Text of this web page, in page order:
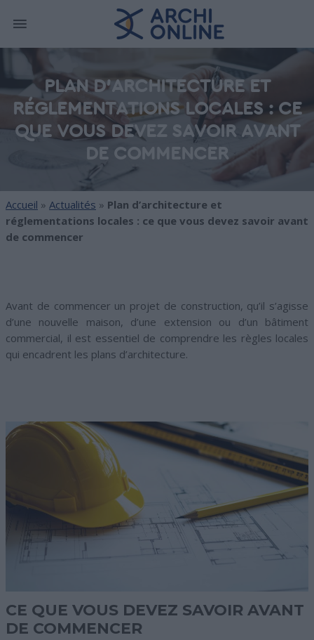
PLAN D'ARCHITECTURE ET
RÉGLEMENTATIONS LOCALES : CE
QUE VOUS DEVEZ SAVOIR AVANT
DE COMMENCER
Accueil » Actualités » Plan d’architecture et
réglementations locales : ce que vous devez savoir avant
de commencer
Avant de commencer un projet de construction, qu’il s’agisse
d’une nouvelle maison, d’une extension ou d’un bâtiment
commercial, il est essentiel de comprendre les règles locales
qui encadrent les plans d’architecture.
CE QUE VOUS DEVEZ SAVOIR AVANT
DE COMMENCER